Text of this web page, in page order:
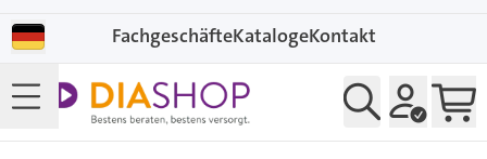
FachgeschäfteKatalogeKontakt